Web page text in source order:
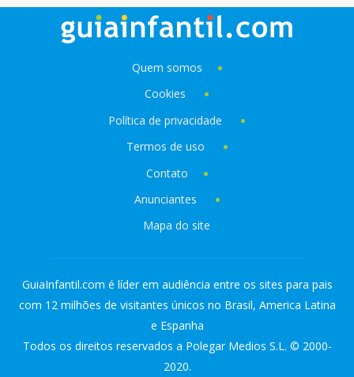
Quem somos
Cookies
Política de privacidade
Termos de uso
Contato
Anunciantes
Mapa do site
GuiaInfantil.com é líder em audiência entre os sites para pais
com 12 milhões de visitantes únicos no Brasil, America Latina
e Espanha
Todos os direitos reservados a Polegar Medios S.L. © 2000-
2020.